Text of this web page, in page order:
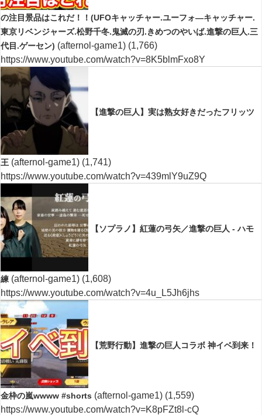
の注目景品はこれだ！！(UFOキャッチャー.ユーフォ―キャッチャー.
東京リベンジャーズ.松野千冬.鬼滅の刃.きめつのやいば.進撃の巨人.三
代目.ゲーセン) (afternol-game1) (1,766)
https://www.youtube.com/watch?v=8K5blmFxo8Y
【進撃の巨人】実は熟女好きだったフリッツ
王 (afternol-game1) (1,741)
https://www.youtube.com/watch?v=439mlY9uZ9Q
【ソプラノ】紅蓮の弓矢／進撃の巨人 - ハモ
練 (afternol-game1) (1,608)
https://www.youtube.com/watch?v=4u_L5Jh6jhs
【荒野行動】進撃の巨人コラボ 神イベ到来！
金枠の嵐wwww #shorts (afternol-game1) (1,559)
https://www.youtube.com/watch?v=K8pFZt8l-cQ